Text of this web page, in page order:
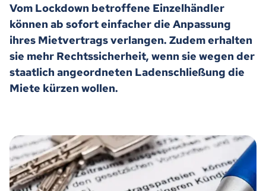
Vom Lockdown betroffene Einzelhändler
können ab sofort einfacher die Anpassung
ihres Mietvertrags verlangen. Zudem erhalten
sie mehr Rechtssicherheit, wenn sie wegen der
staatlich angeordneten Ladenschließung die
Miete kürzen wollen.